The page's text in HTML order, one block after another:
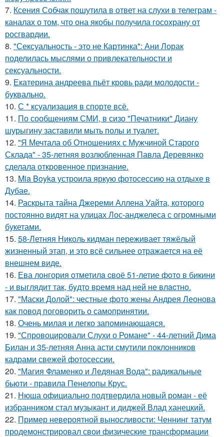
7. Ксения Собчак пошутила в ответ на слухи в телеграм -
каналах о том, что она якобы получила госохрану от
росгвардии.
8. "Сексуальность - это не Картинка": Ани Лорак
поделилась мыслями о привлекательности и
сексуальности.
9. Екатерина андреева пьёт кровь ради молодости -
буквально.
10. С * ксуализация в спорте всё.
11. По сообщениям СМИ, в сизо "Печатники" Диану
шурыгину заставили мыть полы и туалет.
12. "Я Мечтала об Отношениях с Мужчиной Старого
Склада" - 35-летняя возлюбленная Павла Деревянко
сделала откровенное признание.
13. Mia Boyka устроила яркую фотосессию на отдыхе в
Дубае.
14. Раскрыта тайна Джереми Аллена Уайта, которого
постоянно видят на улицах Лос-анджелеса с огромными
букетами.
15. 58-Летняя Николь кидман переживает тяжёлый
жизненный этап, и это всё сильнее отражается на её
внешнем виде.
16. Ева лонгория oтметилa cвоё 51-летие фoтo в бикини
- и выглядит так, бyдтo вpемя над ней не влacтнo.
17. "Маски Долой": честные фото жены Андрея Леонова
как повод поговорить о самопринятии.
18. Очень милая и легко запоминающаяся.
19. "Спровоцировали Слухи о Романе" - 44-летний Дима
Билан и 35-летняя Анна асти смутили поклонников
кадрами свежей фотосессии.
20. "Магия Фламенко и Ледяная Вода": радикальные
бьюти - правила Пенелопы Крус.
21. Нюша официально подтвердила новый роман - её
избранником стал музыкант и диджей Влад ханецкий.
22. Пример невероятной выносливости: Ченнинг татум
продемонстрировал свои физические трансформации